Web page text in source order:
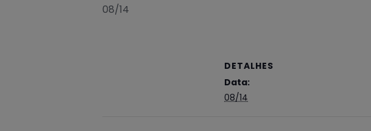
08/14
DETALHES
Data:
08/14